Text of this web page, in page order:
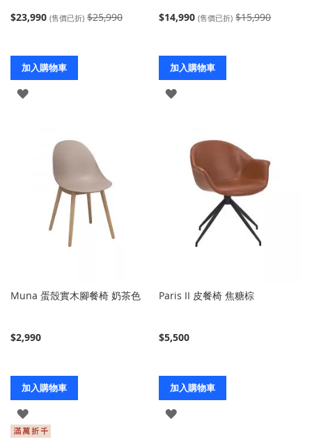
$23,990 (售價已折) $25,990
加入購物車
登
$14,990 (售價已折) $15,990
加入購物車
登
Muna 蛋殼實木腳餐椅 奶茶色
$2,990
加入購物車
登
入
Paris II 皮餐椅 焦糖棕
$5,500
加入購物車
登